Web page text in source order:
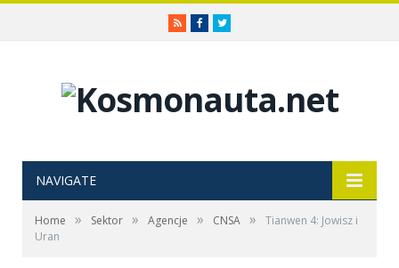
RSSFacebookTwitter
NAVIGATE
Home » Sektor » Agencje » CNSA »
Tianwen 4: Jowisz i
Uran